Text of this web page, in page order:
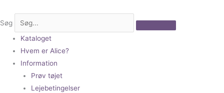
Søg
Kataloget
Hvem er Alice?
Information
Prøv tøjet
Lejebetingelser